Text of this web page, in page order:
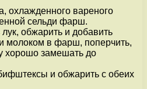
охлажденного вареного
сельди фарш.
обжарить и добавить
молоком в фарш, поперчить,
хорошо замешать до
и обжарить с обеих